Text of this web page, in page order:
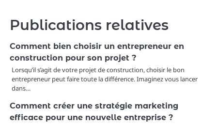
Publications relatives
Comment bien choisir un entrepreneur en
construction pour son projet ?
Lorsqu’il s’agit de votre projet de construction, choisir le bon
entrepreneur peut faire toute la différence. Imaginez vous lancer
dans…
Comment créer une stratégie marketing
efficace pour une nouvelle entreprise ?